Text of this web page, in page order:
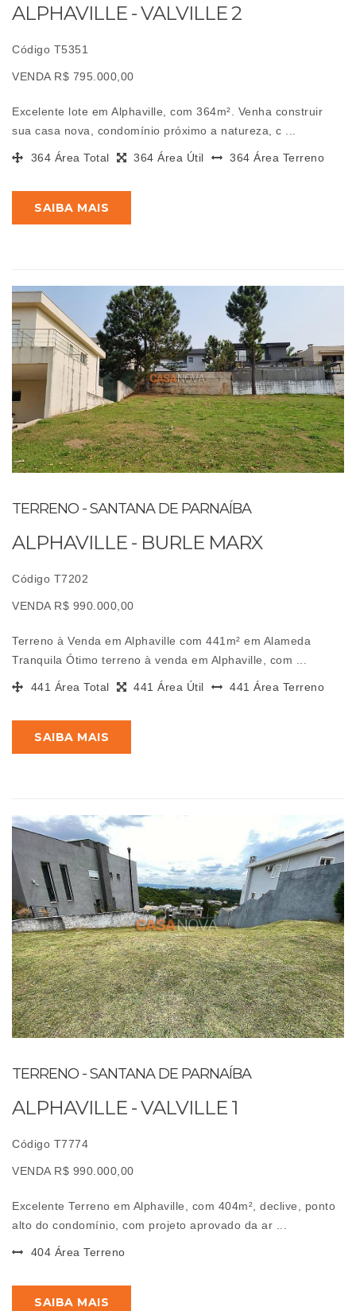
ALPHAVILLE - VALVILLE 2
Código T5351
VENDA R$ 795.000,00
Excelente lote em Alphaville, com 364m². Venha construir
sua casa nova, condomínio próximo a natureza, c ...
364 Área Total 364 Área Útil 364 Área Terreno
SAIBA MAIS
TERRENO - SANTANA DE PARNAÍBA
ALPHAVILLE - BURLE MARX
Código T7202
VENDA R$ 990.000,00
Terreno à Venda em Alphaville com 441m² em Alameda
Tranquila Ótimo terreno à venda em Alphaville, com ...
441 Área Total 441 Área Útil 441 Área Terreno
SAIBA MAIS
TERRENO - SANTANA DE PARNAÍBA
ALPHAVILLE - VALVILLE 1
Código T7774
VENDA R$ 990.000,00
Excelente Terreno em Alphaville, com 404m², declive, ponto
alto do condomínio, com projeto aprovado da ar ...
404 Área Terreno
SAIBA MAIS